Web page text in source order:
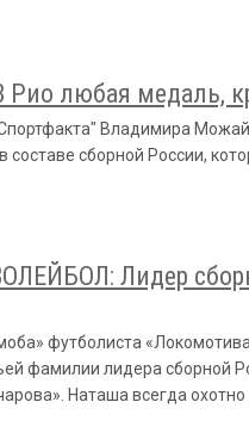
Рио любая медаль,
Владимира
составе сборной России,
Лидер
футболиста
фамилии лидера сборной
Наташа всегда